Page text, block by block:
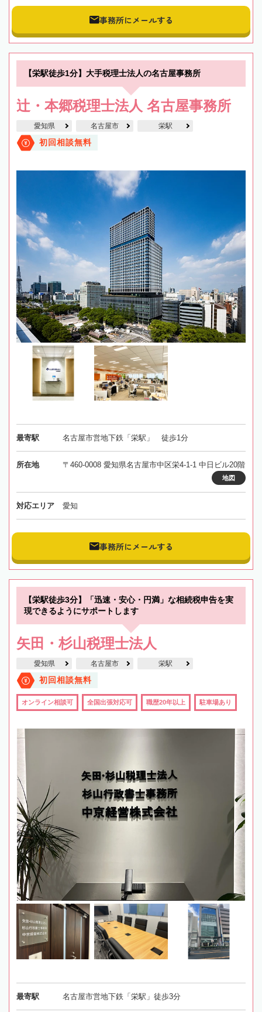
事務所にメールする
【栄駅徒歩1分】大手税理士法人の名古屋事務所
辻・本郷税理士法人 名古屋事務所
愛知県 名古屋市 栄駅
初回相談無料
最寄駅 名古屋市営地下鉄「栄駅」 徒歩1分
所在地 〒460-0008 愛知県名古屋市中区栄4-1-1 中日ビル20階
地図
対応エリア 愛知
事務所にメールする
【栄駅徒歩3分】「迅速・安心・円満」な相続税申告を実
現できるようにサポートします
矢田・杉山税理士法人
愛知県 名古屋市 栄駅
初回相談無料
オンライン相談可 全国出張対応可 職歴20年以上 駐車場あり
最寄駅 名古屋市営地下鉄「栄駅」徒歩3分